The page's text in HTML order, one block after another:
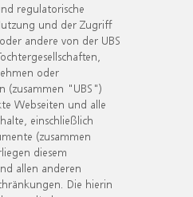
regulatorische
und der Zugriff
andere von der UBS
oder
(zusammen "UBS")
Webseiten und alle
einschließlich
(zusammen
diesem
allen anderen
Die hierin